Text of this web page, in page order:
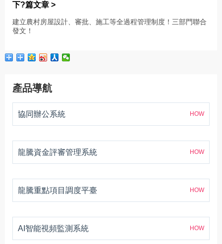
下?篇文章 >
建立農村房屋設計、審批、施工等全過程管理制度！三部門聯合
發文！
產品導航
協同辦公系統 HOW
龍騰資金評審管理系統 HOW
龍騰重點項目調度平臺 HOW
AI智能視頻監測系統 HOW